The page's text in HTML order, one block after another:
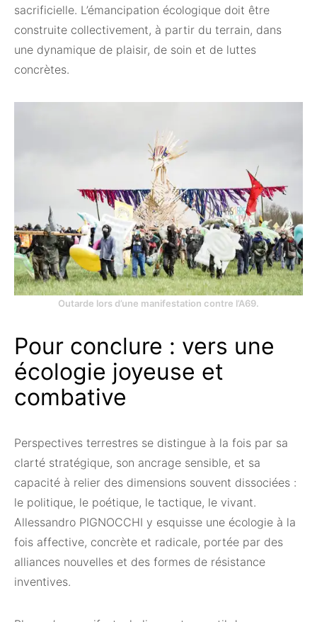
sacrificielle. L’émancipation écologique doit être
construite collectivement, à partir du terrain, dans
une dynamique de plaisir, de soin et de luttes
concrètes.
Outarde lors d’une manifestation contre l’A69.
Pour conclure : vers une
écologie joyeuse et
combative
Perspectives terrestres se distingue à la fois par sa
clarté stratégique, son ancrage sensible, et sa
capacité à relier des dimensions souvent dissociées :
le politique, le poétique, le tactique, le vivant.
Allessandro PIGNOCCHI y esquisse une écologie à la
fois affective, concrète et radicale, portée par des
alliances nouvelles et des formes de résistance
inventives.